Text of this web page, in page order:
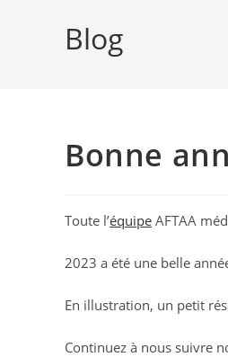
Blog
Bonne
Toute l’équipe AFTAA
2023 a été une belle
En illustration, un petit
Continuez à nous suivre